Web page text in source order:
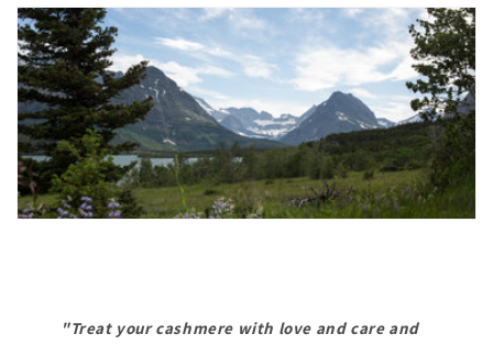
"Treat your cashmere with love and care and